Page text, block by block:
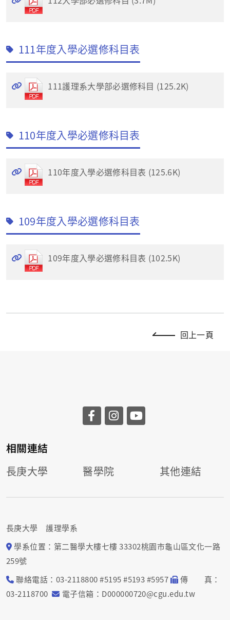
111年度入學必選修科目表
111護理系大學部必選修科目 (125.2K)
110年度入學必選修科目表
110年度入學必選修科目表 (125.6K)
109年度入學必選修科目表
109年度入學必選修科目表 (102.5K)
回上一頁
相關連結
長庚大學
醫學院 其他連結
長庚大學 護理學系
學系位置：第二醫學大樓七樓 33302桃園市龜山區文化一路
259號
聯絡電話：03-2118800 #5195 #5193 #5957
傳 真：
03-2118700
電子信箱：D000000720@cgu.edu.tw